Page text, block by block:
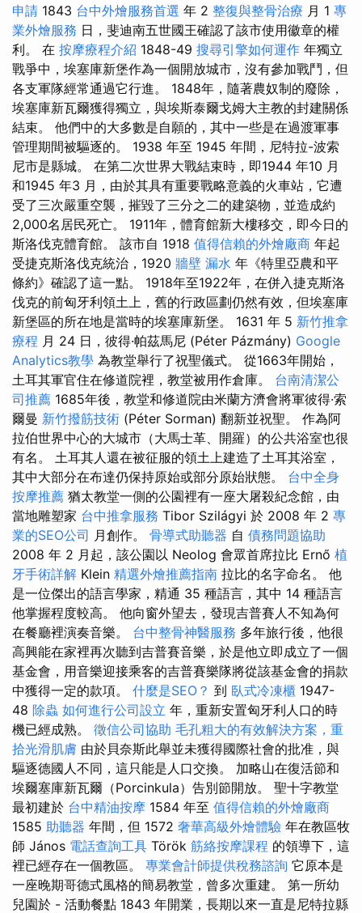
申請 1843 台中外燴服務首選 年 2 整復與整骨治療 月 1 專
業外燴服務 日，斐迪南五世國王確認了該市使用徽章的權
利。 在 按摩療程介紹 1848-49 搜尋引擎如何運作 年獨立
戰爭中，埃塞庫新堡作為一個開放城市，沒有參加戰鬥，但
各支軍隊經常通過它行進。 1848年，隨著農奴制的廢除，
埃塞庫新瓦爾獲得獨立，與埃斯泰爾戈姆大主教的封建關係
結束。 他們中的大多數是自願的，其中一些是在過渡軍事
管理期間被驅逐的。 1938 年至 1945 年間，尼特拉-波索
尼市是縣城。 在第二次世界大戰結束時，即1944 年10 月
和1945 年3 月，由於其具有重要戰略意義的火車站，它遭
受了三次嚴重空襲，摧毀了三分之二的建築物，並造成約
2,000名居民死亡。 1911年，體育館新大樓移交，即今日的
斯洛伐克體育館。 該市自 1918 值得信賴的外燴廠商 年起
受捷克斯洛伐克統治，1920 牆壁 漏水 年《特里亞農和平
條約》確認了這一點。 1918年至1922年，在併入捷克斯洛
伐克的前匈牙利領土上，舊的行政區劃仍然有效，但埃塞庫
新堡區的所在地是當時的埃塞庫新堡。 1631 年 5 新竹推拿
療程 月 24 日，彼得·帕茲馬尼 (Péter Pázmány) Google
Analytics教學 為教堂舉行了祝聖儀式。 從1663年開始，
土耳其軍官住在修道院裡，教堂被用作倉庫。 台南清潔公
司推薦 1685年後，教堂和修道院由米蘭方濟會將軍彼得·索
爾曼 新竹撥筋技術 (Péter Sorman) 翻新並祝聖。 作為阿
拉伯世界中心的大城市（大馬士革、開羅）的公共浴室也很
有名。 土耳其人還在被征服的領土上建造了土耳其浴室，
其中大部分在布達仍保持原始或部分原始狀態。 台中全身
按摩推薦 猶太教堂一側的公園裡有一座大屠殺紀念館，由
當地雕塑家 台中推拿服務 Tibor Szilágyi 於 2008 年 2 專
業的SEO公司 月創作。 骨導式助聽器 自 債務問題協助
2008 年 2 月起，該公園以 Neolog 會眾首席拉比 Ernő 植
牙手術詳解 Klein 精選外燴推薦指南 拉比的名字命名。 他
是一位傑出的語言學家，精通 35 種語言，其中 14 種語言
他掌握程度較高。 他向窗外望去，發現吉普賽人不知為何
在餐廳裡演奏音樂。 台中整骨神醫服務 多年旅行後，他很
高興能在家裡再次聽到吉普賽音樂，於是他立即成立了一個
基金會，用音樂迎接乘客的吉普賽樂隊將從該基金會的捐款
中獲得一定的款項。 什麼是SEO？ 到 臥式冷凍櫃 1947-
48 除蟲 如何進行公司設立 年，重新安置匈牙利人口的時
機已經成熟。 徵信公司協助 毛孔粗大的有效解決方案，重
拾光滑肌膚 由於貝奈斯此舉並未獲得國際社會的批准，與
驅逐德國人不同，這只能是人口交換。 加略山在復活節和
埃爾塞庫新瓦爾（Porcinkula）告別節開放。 聖十字教堂
最初建於 台中精油按摩 1584 年至 值得信賴的外燴廠商
1585 助聽器 年間，但 1572 奢華高級外燴體驗 年在教區牧
師 János 電話查詢工具 Török 筋絡按摩課程 的領導下，這
裡已經存在一個教區。 專業會計師提供稅務諮詢 它原本是
一座晚期哥德式風格的簡易教堂，曾多次重建。 第一所幼
兒園於 - 活動餐點 1843 年開業，長期以來一直是尼特拉縣